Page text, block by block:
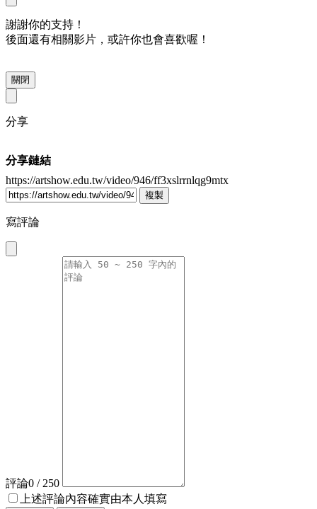
謝謝你的支持！
後面還有相關影片，或許你也會喜歡喔！
關閉
分享
分享鏈結
https://artshow.edu.tw/video/946/ff3xslrrnlqg9mtx
複製
寫評論
評論0 / 250
上述評論內容確實由本人填寫